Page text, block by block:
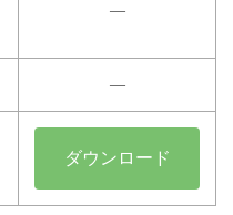
―
―
ダウンロード